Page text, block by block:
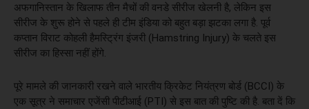
अफगानिस्तान के खिलाफ तीन मैचों की वनडे सीरीज खेलनी है, लेकिन इस
सीरीज के शुरू होने से पहले ही टीम इंडिया को बहुत बड़ा झटका लगा है. पूर्व
कप्तान विराट कोहली हैमस्ट्रिंग इंजरी (Hamstring Injury) के चलते इस
सीरीज का हिस्सा नहीं होंगे.
पूरे मामले की जानकारी रखने वाले भारतीय क्रिकेट नियंत्रण बोर्ड (BCCI) के
एक सूत्र ने समाचार एजेंसी पीटीआई (PTI) से इस बात की पुष्टि की है. बता दें कि